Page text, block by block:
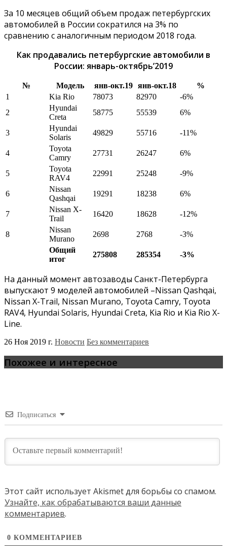
За 10 месяцев общий объем продаж петербургских
автомобилей в России сократился на 3% по
сравнению с аналогичным периодом 2018 года.
Как продавались петербургские автомобили в
России: январь-октябрь’2019
№ Модель янв-окт.19 янв-окт.18
%
1
Kia Rio 78073 82970
-6%
2
Hyundai
Creta
58775 55539 6%
3
Hyundai
Solaris
49829 55716 -11%
4
Toyota
Camry
27731 26247 6%
5
Toyota
RAV4
22991 25248 -9%
6
Nissan
Qashqai
19291 18238 6%
7
Nissan X-
Trail
16420 18628 -12%
8
Nissan
Murano
2698 2768
-3%
Общий
итог
275808 285354 -3%
На данный момент автозаводы Санкт-Петербурга
выпускают 9 моделей автомобилей –Nissan Qashqai,
Nissan X-Trail, Nissan Murano, Toyota Camry, Toyota
RAV4, Hyundai Solaris, Hyundai Creta, Kia Rio и Kia Rio X-
Line.
26 Ноя 2019 г. Новости Без комментариев
Похожее и интересное
Подписаться
Этот сайт использует Akismet для борьбы со спамом.
Узнайте, как обрабатываются ваши данные
комментариев.
0 КОММЕНТАРИЕВ